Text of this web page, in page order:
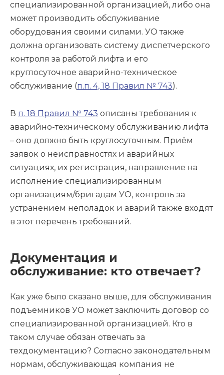
специализированной организацией, либо она
может производить обслуживание
оборудования своими силами. УО также
должна организовать систему диспетчерского
контроля за работой лифта и его
круглосуточное аварийно-техническое
обслуживание (п.п. 4, 18 Правил № 743).
В п. 18 Правил № 743 описаны требования к
аварийно-техническому обслуживанию лифта
– оно должно быть круглосуточным. Приём
заявок о неисправностях и аварийных
ситуациях, их регистрация, направление на
исполнение специализированным
организациям/бригадам УО, контроль за
устранением неполадок и аварий также входят
в этот перечень требований.
Документация и
обслуживание: кто отвечает?
Как уже было сказано выше, для обслуживания
подъемников УО может заключить договор со
специализированной организацией. Кто в
таком случае обязан отвечать за
техдокументацию? Согласно законодательным
нормам, обслуживающая компания не